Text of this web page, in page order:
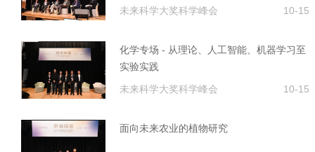
未来科学大奖科学峰会 10-15
化学专场 - 从理论、人工智能、机器学习至
实验实践
未来科学大奖科学峰会
10-15
面向未来农业的植物研究